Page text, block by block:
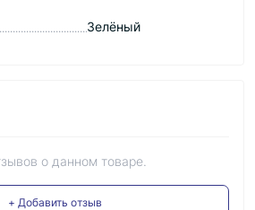
Зелёный
о данном товаре.
+ Добавить отзыв